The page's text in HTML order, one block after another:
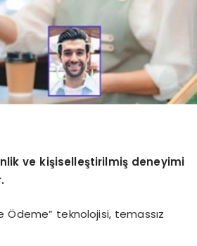
ve kişiselleştirilmiş deneyimi
Ödeme” teknolojisi, temassız